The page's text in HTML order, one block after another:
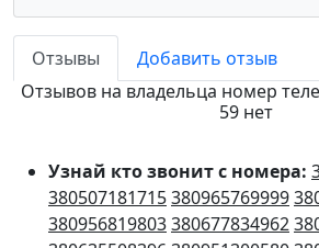
Отзывы
Добавить отзыв
Отзывов на владельца номер
59 нет
Узнай кто звонит с номера:
380507181715380965769999
380956819803380677834962